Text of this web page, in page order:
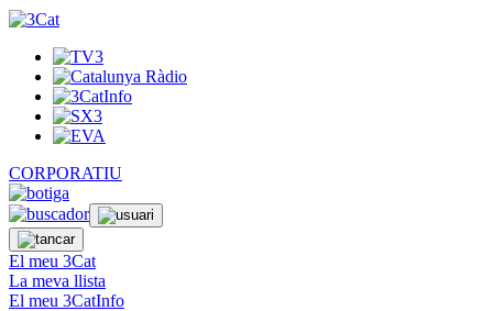
CORPORATIU
El meu 3Cat
La meva llista
El meu 3CatInfo